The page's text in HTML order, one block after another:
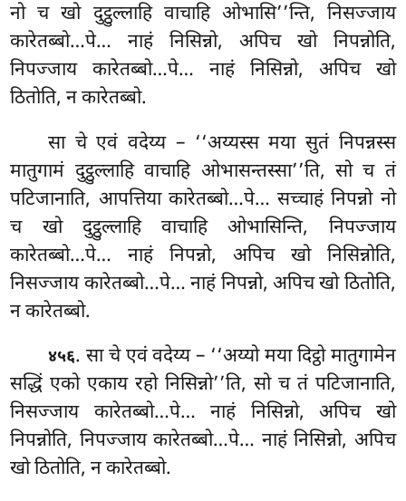
नो च खो दुट्ठुल्लाहि वाचाहि ओभासि’’न्ति, निसज्जाय
कारेतब्बो…पे… नाहं निसिन्नो, अपिच खो निपन्नोति,
निपज्जाय कारेतब्बो…पे… नाहं निसिन्नो, अपिच खो
ठितोति, न कारेतब्बो.
सा चे एवं वदेय्य – ‘‘अय्यस्स मया सुतं निपन्नस्स
मातुगामं दुट्ठुल्लाहि वाचाहि ओभासन्तस्सा’’ति, सो च तं
पटिजानाति, आपत्तिया कारेतब्बो…पे… सच्चाहं निपन्नो नो
च खो दुट्ठुल्लाहि वाचाहि ओभासिन्ति, निपज्जाय
कारेतब्बो…पे… नाहं निपन्नो, अपिच खो निसिन्नोति,
निसज्जाय कारेतब्बो…पे… नाहं निपन्नो, अपिच खो ठितोति,
न कारेतब्बो.
४५६. सा चे एवं वदेय्य – ‘‘अय्यो मया दिट्ठो मातुगामेन
सद्धिं एको एकाय रहो निसिन्नो’’ति, सो च तं पटिजानाति,
निसज्जाय कारेतब्बो…पे… नाहं निसिन्नो, अपिच खो
निपन्नोति, निपज्जाय कारेतब्बो…पे… नाहं निसिन्नो, अपिच
खो ठितोति, न कारेतब्बो.